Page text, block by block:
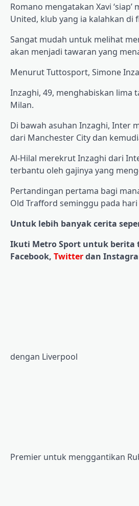
Romano mengatakan Xavi
United, klub yang ia kalahkan di
Sangat mudah untuk melihat
akan menjadi tawaran yang
Menurut Tuttosport, Simone
Inzaghi, 49, menghabiskan lima
Milan.
Di bawah asuhan Inzaghi, Inter
dari Manchester City dan
Al-Hilal merekrut Inzaghi dari
terbantu oleh gajinya yang
Pertandingan pertama bagi
Old Trafford seminggu pada hari
Untuk lebih banyak cerita
Ikuti Metro Sport untuk berita
Facebook, Twitterdan
dengan Liverpool
Premier untuk menggantikan